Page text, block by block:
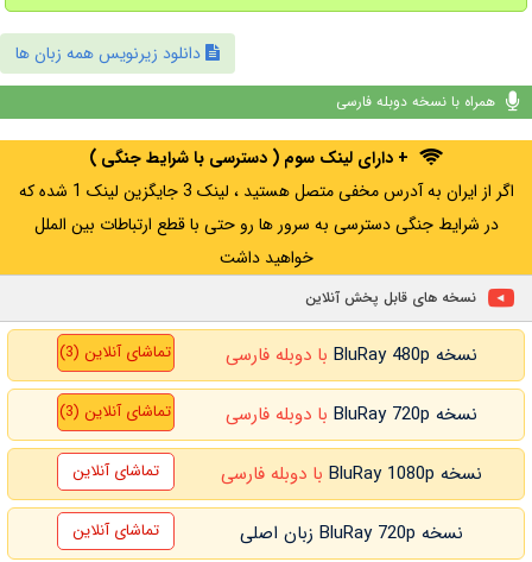
دانلود زیرنویس همه زبان ها
همراه با نسخه دوبله فارسی
+ دارای لینک سوم ( دسترسی با شرایط جنگی )
اگر از ایران به آدرس مخفی متصل هستید ، لینک 3 جایگزین لینک 1 شده که
در شرایط جنگی دسترسی به سرور ها رو حتی با قطع ارتباطات بین الملل
خواهید داشت
نسخه های قابل پخش آنلاین
نسخه BluRay 480p با دوبله فارسی تماشای آنلاین (3)
نسخه BluRay 720p با دوبله فارسی تماشای آنلاین (3)
نسخه BluRay 1080p با دوبله فارسی تماشای آنلاین
نسخه BluRay 720p زبان اصلی تماشای آنلاین